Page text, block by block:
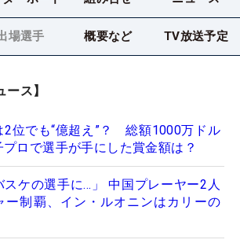
場選手 概要など TV放送予定
ース】
2位でも“億超え”？ 総額1000万ドル
ロで選手が手にした賞金額は？
スケの選手に…」 中国プレーヤー2人
ー制覇、イン・ルオニンはカリーの